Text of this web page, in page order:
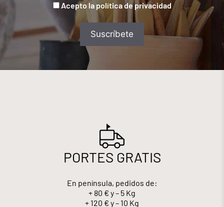
Acepto la política de privacidad
PORTES GRATIS
En península, pedidos de:
+ 80 € y – 5 Kg
+ 120 € y – 10 Kg